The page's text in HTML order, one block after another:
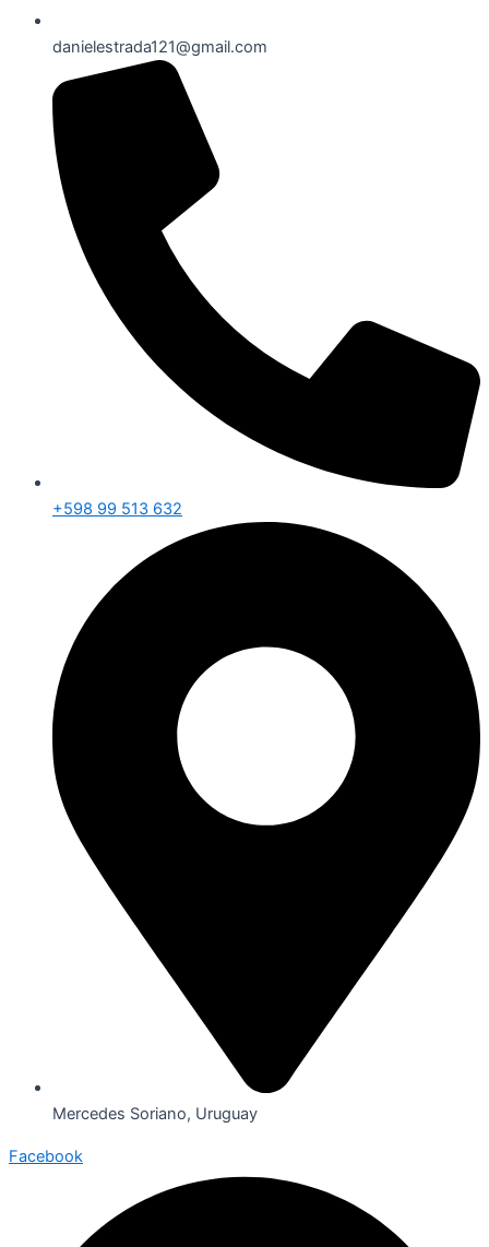
danielestrada121@gmail.com
+598 99 513 632
Mercedes Soriano, Uruguay
Facebook